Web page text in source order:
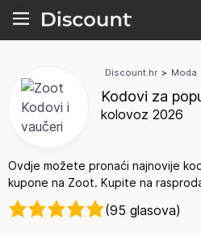
Discount.hr > Moda
Kodovi za
kolovoz 2026
Ovdje možete pronaći najnovije
kupone na Zoot. Kupite na
(95 glasova)